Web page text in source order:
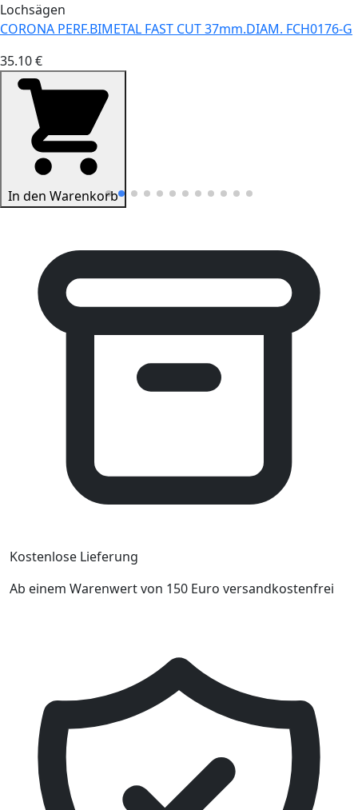
Lochsägen
CORONA PERF.BIMETAL FAST CUT 37mm.DIAM. FCH0176-G
35.10 €
In den Warenkorb
Kostenlose Lieferung
Ab einem Warenwert von 150 Euro versandkostenfrei